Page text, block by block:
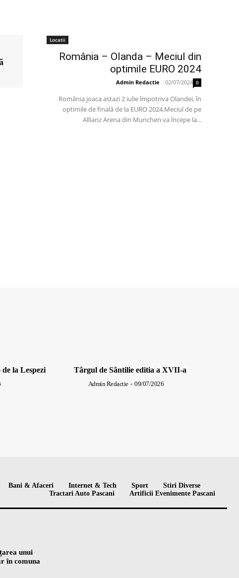
Locatii
România – Olanda – Meciul din
optimile EURO 2024
Admin Redactie - 02/07/2024 0
România joaca astazi 2 iulie împotriva Olandei, în
optimile de finală de la EURO 2024.Meciul de pe
Allianz Arena din Munchen va începe la...
la Lespezi Târgul de Sântilie editia a XVII-a
Admin Redactie - 09/07/2026
Bani & Afaceri Internet & Tech Sport
Stiri Diverse
Tractari Auto Pascani
Artificii Evenimente Pascani
unui
în comuna